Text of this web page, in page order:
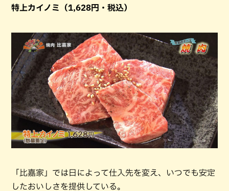
特上カイノミ（1,628円・税込）
「比嘉家」では日によって仕入先を変え、いつでも安定
したおいしさを提供している。